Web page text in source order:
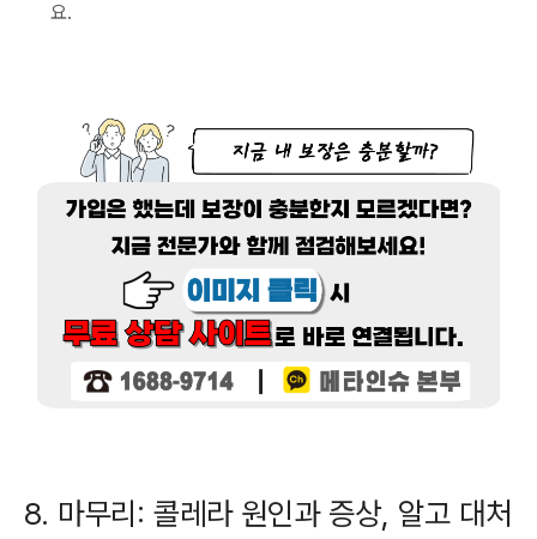
요.
8. 마무리: 콜레라 원인과 증상, 알고 대처